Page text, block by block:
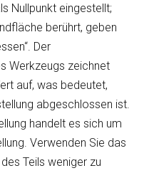
Nullpunkt eingestellt;
berührt, geben
Der
Werkzeugs zeichnet
auf, was bedeutet,
abgeschlossen ist.
handelt es sich um
Verwenden Sie das
Teils weniger zu